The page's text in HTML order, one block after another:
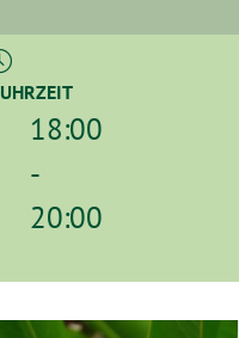
UHRZEIT
18:00
-
20:00